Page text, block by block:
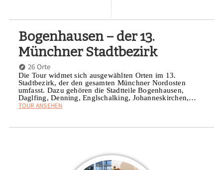
Bogenhausen – der 13.
Münchner Stadtbezirk
26 Orte
Die Tour widmet sich ausgewählten Orten im 13.
Stadtbezirk, der den gesamten Münchner Nordosten
umfasst. Dazu gehören die Stadtteile Bogenhausen,
Daglfing, Denning, Englschalking, Johanneskirchen,…
TOUR ANSEHEN